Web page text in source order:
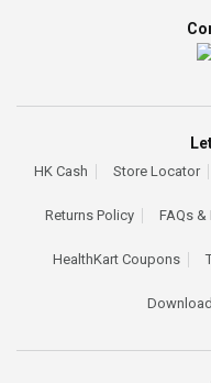
HK Cash Store Locator
Returns Policy FAQs &
HealthKart Coupons